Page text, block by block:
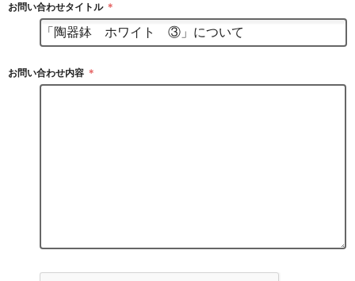
お問い合わせタイトル ＊
お問い合わせ内容 ＊